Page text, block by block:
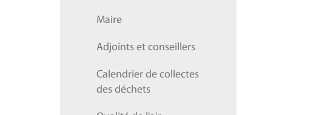
Maire
Adjoints et conseillers
Calendrier de collectes
des déchets